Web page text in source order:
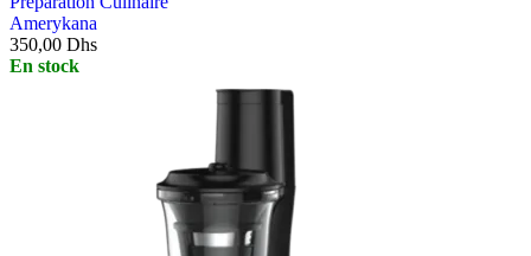
Amerykana
350,00 Dhs
En stock